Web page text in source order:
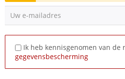
Uw e-mailadres
Ik heb kennisgenomen van de
gegevensbescherming